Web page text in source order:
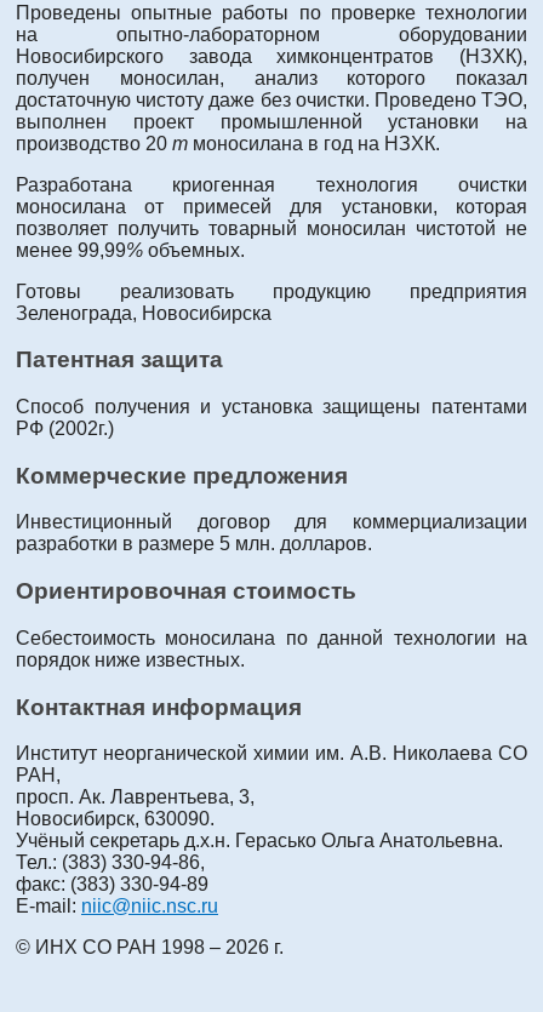
Проведены опытные работы по проверке технологии
на опытно-лабораторном оборудовании
Новосибирского завода химконцентратов (НЗХК),
получен моносилан, анализ которого показал
достаточную чистоту даже без очистки. Проведено ТЭО,
выполнен проект промышленной установки на
производство 20 т моносилана в год на НЗХК.
Разработана криогенная технология очистки
моносилана от примесей для установки, которая
позволяет получить товарный моносилан чистотой не
менее 99,99% объемных.
Готовы реализовать продукцию предприятия
Зеленограда, Новосибирска
Патентная защита
Способ получения и установка защищены патентами
РФ (2002г.)
Коммерческие предложения
Инвестиционный договор для коммерциализации
разработки в размере 5 млн. долларов.
Ориентировочная стоимость
Себестоимость моносилана по данной технологии на
порядок ниже известных.
Контактная информация
Институт неорганической химии им. А.В. Николаева СО
РАН,
просп. Ак. Лаврентьева, 3,
Новосибирск, 630090.
Учёный секретарь д.х.н. Герасько Ольга Анатольевна.
Тел.: (383) 330-94-86,
факс: (383) 330-94-89
E-mail: niic@niic.nsc.ru
© ИНХ СО РАН 1998 – 2026 г.